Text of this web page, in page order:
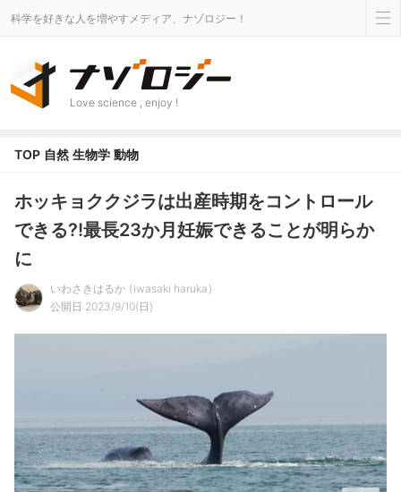
科学を好きな人を増やすメディア、ナゾロジー！
Love science , enjoy !
TOP 自然 生物学 動物
ホッキョククジラは出産時期をコントロール
できる?!最長23か月妊娠できることが明らか
に
いわさきはるか
iwasaki haruka
公開日 2023/9/10(日)